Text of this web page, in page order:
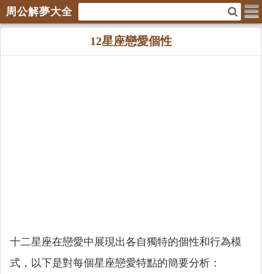
周公解夢大全
12星座戀愛個性
十二星座在戀愛中展現出各自獨特的個性和行為模
式，以下是對每個星座戀愛特點的簡要分析：